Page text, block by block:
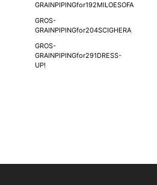
GRAINPIPINGfor192MILOESOFA
GROS-
GRAINPIPINGfor204SCIGHERA
GROS-
GRAINPIPINGfor291DRESS-
UP!